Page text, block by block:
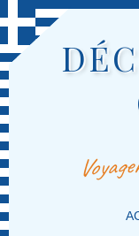
MENU PRINCIPAL
MASQUER LA
MASQUER LA